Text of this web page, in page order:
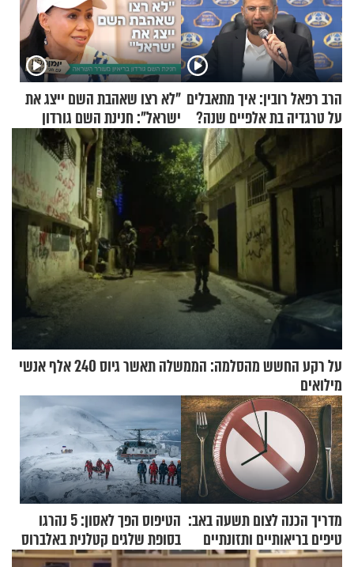
הרב רפאל רובין: איך מתאבלים
על טרגדיה בת אלפיים שנה?
"לא רצו שאהבת השם ייצג את
ישראל": חנינת השם גורדון
בריאיון מעורר השראה
על רקע החשש מהסלמה: הממשלה תאשר גיוס 240 אלף אנשי
מילואים
מדריך הכנה לצום תשעה באב:
טיפים בריאותיים ותזונתיים
לשמירה על הגוף
הטיפוס הפך לאסון: 5 נהרגו
בסופת שלגים קטלנית באלברוס